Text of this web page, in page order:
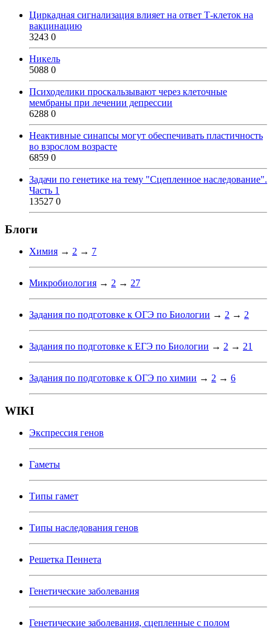
Циркадная сигнализация влияет на ответ Т-клеток на
вакцинацию
3243 0
Никель
5088 0
Психоделики проскальзывают через клеточные
мембраны при лечении депрессии
6288 0
Неактивные синапсы могут обеспечивать пластичность
во взрослом возрасте
6859 0
Задачи по генетике на тему "Сцепленное наследование".
Часть 1
13527 0
Блоги
Химия → 2 → 7
Микробиология → 2 → 27
Задания по подготовке к ОГЭ по Биологии → 2 → 2
Задания по подготовке к ЕГЭ по Биологии → 2 → 21
Задания по подготовке к ОГЭ по химии → 2 → 6
WIKI
Экспрессия генов
Гаметы
Типы гамет
Типы наследования генов
Решетка Пеннета
Генетические заболевания
Генетические заболевания, сцепленные с полом